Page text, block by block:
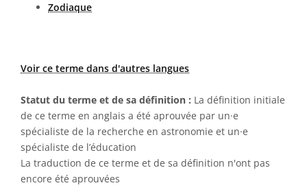
Zodiaque
Voir ce terme dans d'autres langues
Statut du terme et de sa définition : La définition initiale
de ce terme en anglais a été aprouvée par un·e
spécialiste de la recherche en astronomie et un·e
spécialiste de l’éducation
La traduction de ce terme et de sa définition n'ont pas
encore été aprouvées